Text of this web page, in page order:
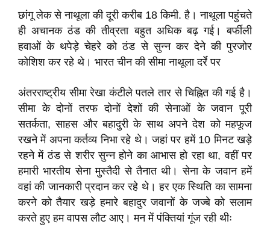
छांगू लेक से नाथूला की दूरी करीब 18 किमी. है। नाथूला पहुंचते
ही अचानक ठंड की तीव्रता बहुत अधिक बढ़ गई। बर्फीली
हवाओं के थपेड़े चेहरे को ठंड से सुन्न कर देने की पुरजोर
कोशिश कर रहे थे। भारत चीन की सीमा नाथूला दर्रे पर
अंतरराष्ट्रीय सीमा रेखा कंटीले पतले तार से चिह्नित की गई है।
सीमा के दोनों तरफ दोनों देशों की सेनाओं के जवान पूरी
सतर्कता, साहस और बहादुरी के साथ अपने देश को महफूज
रखने में अपना कर्तव्य निभा रहे थे। जहां पर हमें 10 मिनट खड़े
रहने में ठंड से शरीर सुन्न होने का आभास हो रहा था, वहीं पर
हमारी भारतीय सेना मुस्तैदी से तैनात थी। सेना के जवान हमें
वहां की जानकारी प्रदान कर रहे थे। हर एक स्थिति का सामना
करने को तैयार खड़े हमारे बहादुर जवानों के जज्बे को सलाम
करते हुए हम वापस लौट आए। मन में पंक्तियां गूंज रही थीः